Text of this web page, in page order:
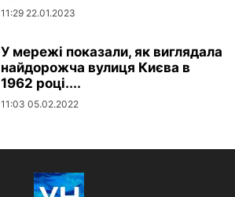
11:29 22.01.2023
У мережі показали, як виглядала
найдорожча вулиця Києва в
1962 році....
11:03 05.02.2022